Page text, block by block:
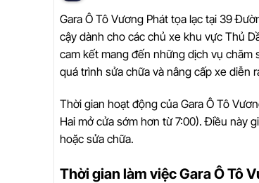
Gara Ô Tô Vương Phát tọa lạc tại 39
cậy dành cho các chủ xe khu vực Thủ
cam kết mang đến những dịch vụ chăm
quá trình sửa chữa và nâng cấp xe diễn
Thời gian hoạt động của Gara Ô Tô
Hai mở cửa sớm hơn từ 7:00). Điều này
hoặc sửa chữa.
Thời gian làm việc Gara Ô Tô